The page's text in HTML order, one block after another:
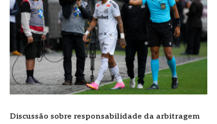
Discussão sobre responsabilidade da arbitragem